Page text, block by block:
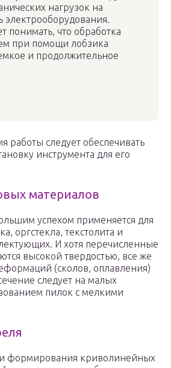
нагрузок на
электрооборудования.
понимать, что обработка
при помощи лобзика
и продолжительное
работы следует обеспечивать
инструмента для его
материалов
успехом применяется для
оргстекла, текстолита и
И хотя перечисленные
высокой твердостью, все же
(сколов, оплавления)
следует на малых
пилок с мелкими
формирования криволинейных